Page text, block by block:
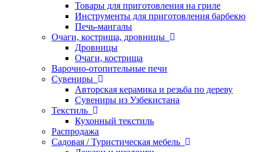
Товары для приготовления на гриле
Инструменты для приготовления барбекю
Печь-мангалы
Очаги, кострища, дровницы
Дровницы
Очаги, кострища
Варочно-отопительные печи
Сувениры
Авторская керамика и резьба по дереву
Сувениры из Узбекистана
Текстиль
Кухонный текстиль
Распродажа
Садовая / Туристическая мебель